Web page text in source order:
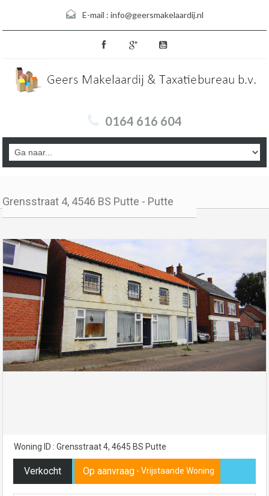
E-mail : info@geersmakelaardij.nl
0164 616 604
Grensstraat 4, 4546 BS Putte - Putte
Woning ID : Grensstraat 4, 4645 BS Putte
Verkocht Op aanvraag - Vrijstaande Woning